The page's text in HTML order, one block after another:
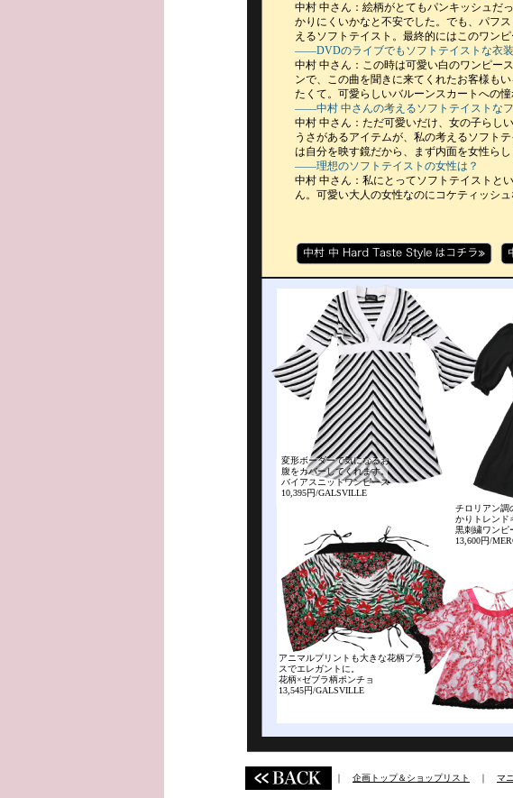
中村 中さん：絵柄がとてもパンキッシュだ
かりにくいかなと不安でした。でも、パフ
えるソフトテイスト。最終的にはこのワンピ
——DVDのライブでもソフトテイストな衣装
中村 中さん：この時は可愛い白のワンピー
ンで、この曲を聞きに来てくれたお客様も
たくて。可愛らしいバルーンスカートへの憧
——中村 中さんの考えるソフトテイストな
中村 中さん：ただ可愛いだけ、女の子らし
うさがあるアイテムが、私の考えるソフト
は自分を映す鏡だから、まず内面を女性らし
——理想のソフトテイストの女性は？
中村 中さん：私にとってソフトテイストと
ん。可愛い大人の女性なのにコケティッシ
変形ボーダーで気になるお
腹をカバーしてくれます。
バイアスニットワンピース
10,395円/GALSVILLE
チロリアン調
かりトレンド
黒刺繍ワンピ
13,600円/
アニマルプリントも大きな花柄プラ
スでエレガントに。
花柄×ゼブラ柄ポンチョ
13,545円/GALSVILLE
｜ 企画トップ＆ショップリスト ｜ マ